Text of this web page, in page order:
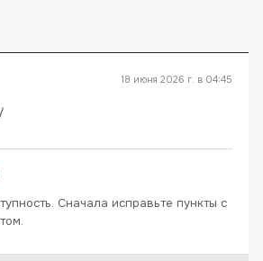
18 июня 2026 г. в 04:45
Сначала исправьте пункты с